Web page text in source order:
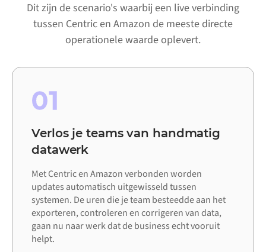
Dit zijn de scenario's waarbij een live verbinding
tussen Centric en Amazon de meeste directe
operationele waarde oplevert.
01
Verlos je teams van handmatig
datawerk
Met Centric en Amazon verbonden worden
updates automatisch uitgewisseld tussen
systemen. De uren die je team besteedde aan het
exporteren, controleren en corrigeren van data,
gaan nu naar werk dat de business echt vooruit
helpt.